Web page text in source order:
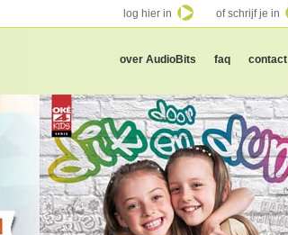
over AudioBits faq contact
log hier in of schrijf je in